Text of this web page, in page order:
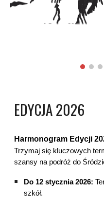
EDYCJA 2026
Harmonogram Edycji
Trzymaj się kluczowych
szansy na podróż do
Do 12 stycznia 2026:
szkół.